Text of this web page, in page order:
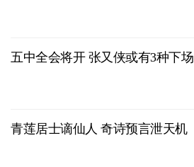
五中全会将开 张又侠或有3种下场
青莲居士谪仙人 奇诗预言泄天机